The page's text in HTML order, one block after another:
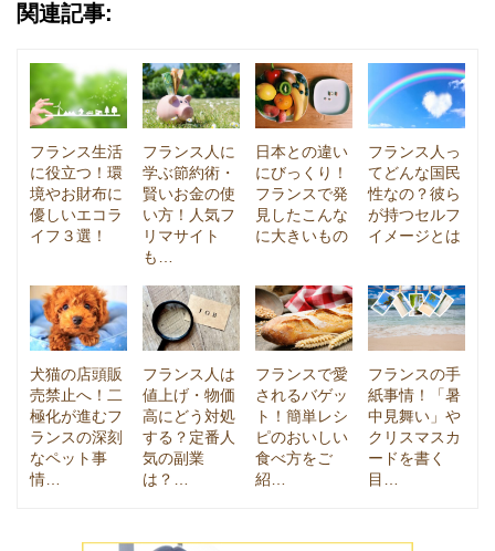
関連記事:
フランス生活
に役立つ！環
境やお財布に
優しいエコラ
イフ３選！
フランス人に
学ぶ節約術・
賢いお金の使
い方！人気フ
リマサイト
も…
日本との違い
にびっくり！
フランスで発
見したこんな
に大きいもの
フランス人っ
てどんな国民
性なの？彼ら
が持つセルフ
イメージとは
犬猫の店頭販
売禁止へ！二
極化が進むフ
ランスの深刻
なペット事
情…
フランス人は
値上げ・物価
高にどう対処
する？定番人
気の副業
は？…
フランスで愛
されるバゲッ
ト！簡単レシ
ピのおいしい
食べ方をご
紹…
フランスの手
紙事情！「暑
中見舞い」や
クリスマスカ
ードを書く
目…